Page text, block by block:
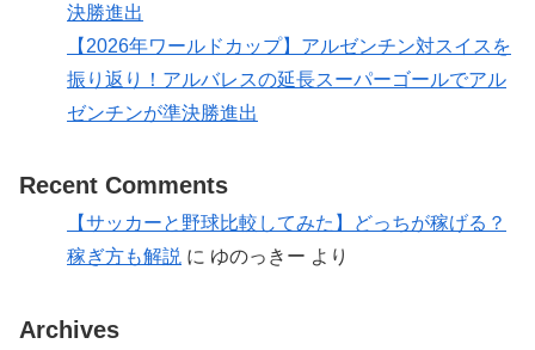
決勝進出
【2026年ワールドカップ】アルゼンチン対スイスを
振り返り！アルバレスの延長スーパーゴールでアル
ゼンチンが準決勝進出
Recent Comments
【サッカーと野球比較してみた】どっちが稼げる？
稼ぎ方も解説 に ゆのっきー より
Archives